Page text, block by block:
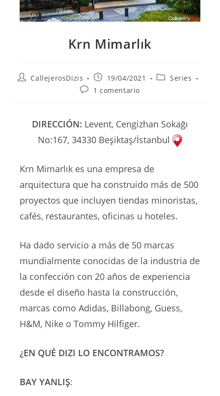
Krn Mimarlık
AutorCallejerosDizis
Publicación
de
la
19/04/2021
Categoría
Series
Comentarios
1 comentario
DIRECCIÓN: Levent, Cengizhan Sokağı
No:167, 34330 Beşiktaş/İstanbul
Krn Mimarlık es una empresa de
arquitectura que ha construido más de 500
proyectos que incluyen tiendas minoristas,
cafés, restaurantes, oficinas u hoteles.
Ha dado servicio a más de 50 marcas
mundialmente conocidas de la industria de
la confección con 20 años de experiencia
desde el diseño hasta la construcción,
marcas como Adidas, Billabong, Guess,
H&M, Nike o Tommy Hilfiger.
¿EN QUÉ DIZI LO ENCONTRAMOS?
BAY YANLIŞ: